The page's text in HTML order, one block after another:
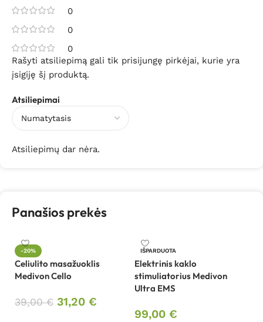
0
0
0
Atsiliepimai
Atsiliepimų dar nėra.
Rašyti atsiliepimą gali tik prisijungę pirkėjai, kurie yra
įsigiję šį produktą.
Panašios prekės
-20%
Celiulito masažuoklis
Medivon Cello
39,00€ 31,20 €
IŠPARDUOTA
Elektrinis kaklo
stimuliatorius Medivon
Ultra EMS
99,00 €